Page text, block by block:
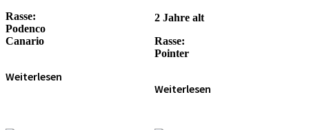
Ras­se:
Poden­co
Cana­rio
Wei­ter­le­sen
2 Jah­re alt
Ras­se:
Poin­ter
Wei­ter­le­sen